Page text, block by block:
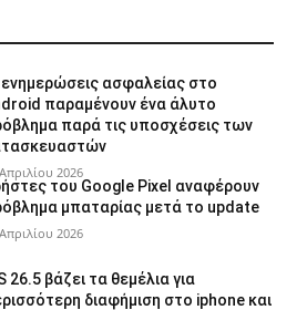
ενημερώσεις ασφαλείας στο
παραμένουν ένα άλυτο
παρά τις υποσχέσεις των
2026
του Google Pixel αναφέρουν
μπαταρίας μετά το update
2026
26.5 βάζει τα θεμέλια για
διαφήμιση στο iphone και